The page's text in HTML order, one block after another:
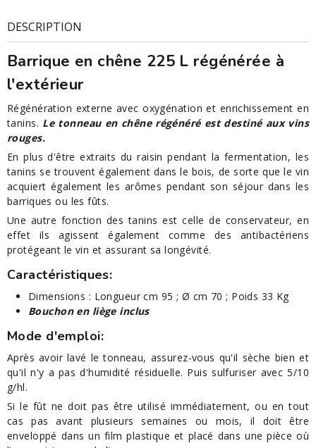
DESCRIPTION
Barrique en chêne 225 L régénérée à
l'extérieur
Régénération externe avec oxygénation et enrichissement en
tanins. Le tonneau en chêne régénéré est destiné aux vins
rouges.
En plus d'être extraits du raisin pendant la fermentation, les
tanins se trouvent également dans le bois, de sorte que le vin
acquiert également les arômes pendant son séjour dans les
barriques ou les fûts.
Une autre fonction des tanins est celle de conservateur, en
effet ils agissent également comme des antibactériens
protégeant le vin et assurant sa longévité.
Caractéristiques:
Dimensions : Longueur cm 95 ; Ø cm 70 ; Poids 33 Kg
Bouchon en liège inclus
Mode d'emploi:
Après avoir lavé le tonneau, assurez-vous qu'il sèche bien et
qu'il n'y a pas d'humidité résiduelle. Puis sulfuriser avec 5/10
g/hl.
Si le fût ne doit pas être utilisé immédiatement, ou en tout
cas pas avant plusieurs semaines ou mois, il doit être
enveloppé dans un film plastique et placé dans une pièce où